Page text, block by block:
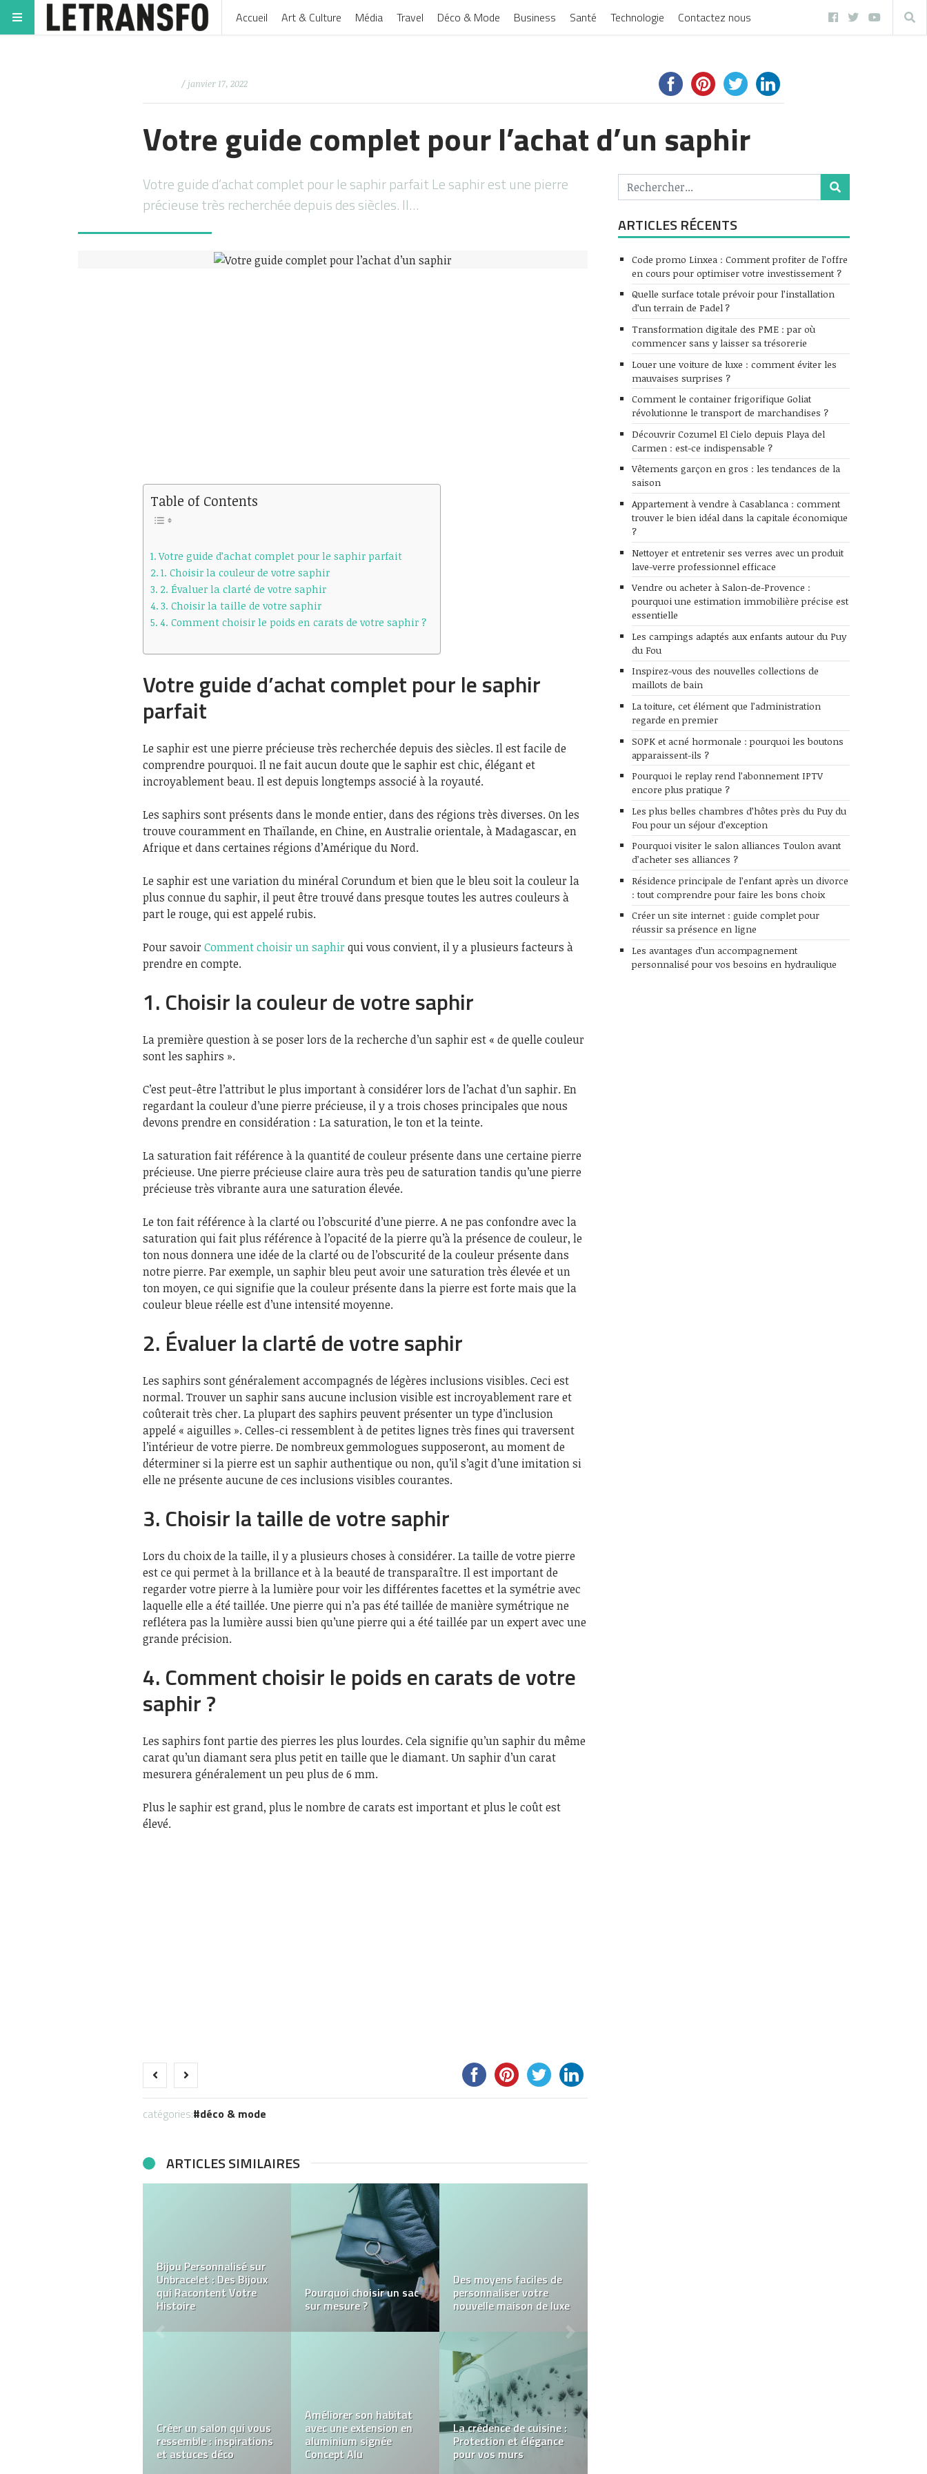
Accueil Art & Culture Média Travel Déco & Mode Business Santé Technologie Contactez nous
/ janvier 17, 2022
Votre guide complet pour l’achat d’un saphir
Votre guide d’achat complet pour le saphir parfait Le saphir est une pierre
précieuse très recherchée depuis des siècles. Il…
Table of Contents
Votre guide d’achat complet pour le saphir parfait
1. Choisir la couleur de votre saphir
2. Évaluer la clarté de votre saphir
3. Choisir la taille de votre saphir
4. Comment choisir le poids en carats de votre saphir ?
Votre guide d’achat complet pour le saphir
parfait
Le saphir est une pierre précieuse très recherchée depuis des siècles. Il est facile de
comprendre pourquoi. Il ne fait aucun doute que le saphir est chic, élégant et
incroyablement beau. Il est depuis longtemps associé à la royauté.
Les saphirs sont présents dans le monde entier, dans des régions très diverses. On les
trouve couramment en Thaïlande, en Chine, en Australie orientale, à Madagascar, en
Afrique et dans certaines régions d’Amérique du Nord.
Le saphir est une variation du minéral Corundum et bien que le bleu soit la couleur la
plus connue du saphir, il peut être trouvé dans presque toutes les autres couleurs à
part le rouge, qui est appelé rubis.
Pour savoir Comment choisir un saphir qui vous convient, il y a plusieurs facteurs à
prendre en compte.
1. Choisir la couleur de votre saphir
La première question à se poser lors de la recherche d’un saphir est « de quelle couleur
sont les saphirs ».
C’est peut-être l’attribut le plus important à considérer lors de l’achat d’un saphir. En
regardant la couleur d’une pierre précieuse, il y a trois choses principales que nous
devons prendre en considération : La saturation, le ton et la teinte.
La saturation fait référence à la quantité de couleur présente dans une certaine pierre
précieuse. Une pierre précieuse claire aura très peu de saturation tandis qu’une pierre
précieuse très vibrante aura une saturation élevée.
Le ton fait référence à la clarté ou l’obscurité d’une pierre. A ne pas confondre avec la
saturation qui fait plus référence à l’opacité de la pierre qu’à la présence de couleur, le
ton nous donnera une idée de la clarté ou de l’obscurité de la couleur présente dans
notre pierre. Par exemple, un saphir bleu peut avoir une saturation très élevée et un
ton moyen, ce qui signifie que la couleur présente dans la pierre est forte mais que la
couleur bleue réelle est d’une intensité moyenne.
2. Évaluer la clarté de votre saphir
Les saphirs sont généralement accompagnés de légères inclusions visibles. Ceci est
normal. Trouver un saphir sans aucune inclusion visible est incroyablement rare et
coûterait très cher. La plupart des saphirs peuvent présenter un type d’inclusion
appelé « aiguilles ». Celles-ci ressemblent à de petites lignes très fines qui traversent
l’intérieur de votre pierre. De nombreux gemmologues supposeront, au moment de
déterminer si la pierre est un saphir authentique ou non, qu’il s’agit d’une imitation si
elle ne présente aucune de ces inclusions visibles courantes.
3. Choisir la taille de votre saphir
Lors du choix de la taille, il y a plusieurs choses à considérer. La taille de votre pierre
est ce qui permet à la brillance et à la beauté de transparaître. Il est important de
regarder votre pierre à la lumière pour voir les différentes facettes et la symétrie avec
laquelle elle a été taillée. Une pierre qui n’a pas été taillée de manière symétrique ne
reflétera pas la lumière aussi bien qu’une pierre qui a été taillée par un expert avec une
grande précision.
4. Comment choisir le poids en carats de votre
saphir ?
Les saphirs font partie des pierres les plus lourdes. Cela signifie qu’un saphir du même
carat qu’un diamant sera plus petit en taille que le diamant. Un saphir d’un carat
mesurera généralement un peu plus de 6 mm.
Plus le saphir est grand, plus le nombre de carats est important et plus le coût est
élevé.
catégories: déco & mode
ARTICLES SIMILAIRES
Pourquoi choisir ce
matériau pour confort,
sécurité et efficacité
énergétique
Bracelet homme acier :
des essentiels tendance
pour l’été 2026
Comment choisir un
jean et Que porter avec
un jean ?
Les cadres photo
personnalisés
Choisir une alliance en
diamant : Conseils pour
trouver le bijou parfait
pour votre union
Comment aménager sa
salle à manger ?
ARTICLES RÉCENTS
Code promo Linxea : Comment profiter de l’offre
en cours pour optimiser votre investissement ?
Quelle surface totale prévoir pour l’installation
d’un terrain de Padel ?
Transformation digitale des PME : par où
commencer sans y laisser sa trésorerie
Louer une voiture de luxe : comment éviter les
mauvaises surprises ?
Comment le container frigorifique Goliat
révolutionne le transport de marchandises ?
Découvrir Cozumel El Cielo depuis Playa del
Carmen : est-ce indispensable ?
Vêtements garçon en gros : les tendances de la
saison
Appartement à vendre à Casablanca : comment
trouver le bien idéal dans la capitale économique
?
Nettoyer et entretenir ses verres avec un produit
lave-verre professionnel efficace
Vendre ou acheter à Salon-de-Provence :
pourquoi une estimation immobilière précise est
essentielle
Les campings adaptés aux enfants autour du Puy
du Fou
Inspirez-vous des nouvelles collections de
maillots de bain
La toiture, cet élément que l’administration
regarde en premier
SOPK et acné hormonale : pourquoi les boutons
apparaissent-ils ?
Pourquoi le replay rend l’abonnement IPTV
encore plus pratique ?
Les plus belles chambres d’hôtes près du Puy du
Fou pour un séjour d’exception
Pourquoi visiter le salon alliances Toulon avant
d’acheter ses alliances ?
Résidence principale de l’enfant après un divorce
: tout comprendre pour faire les bons choix
Créer un site internet : guide complet pour
réussir sa présence en ligne
Les avantages d’un accompagnement
personnalisé pour vos besoins en hydraulique